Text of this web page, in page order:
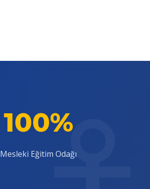
100%
Mesleki Eğitim Odağı